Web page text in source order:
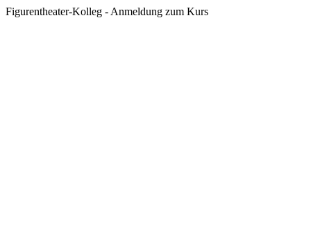
Figurentheater-Kolleg - Anmeldung zum Kurs